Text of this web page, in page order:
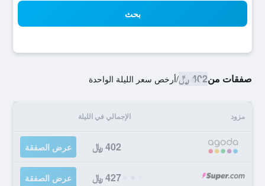
بحث
صفقات من402 ﷼ /أرخص سعر الليلة الواحدة
مزود الإجمالي في الليلة
402 ﷼ عرض الصفقة
427 ﷼ عرض الصفقة